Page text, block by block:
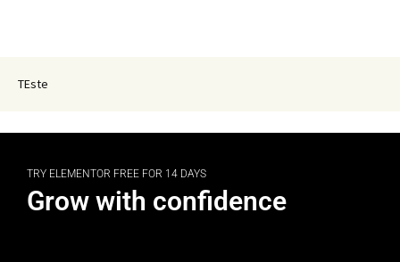
TEste
TRY ELEMENTOR FREE FOR 14 DAYS
Grow with confidence